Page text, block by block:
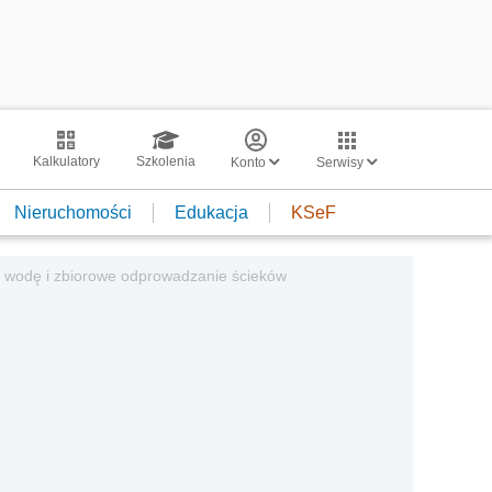
Kalkulatory Szkolenia Konto Serwisy
Nieruchomości Edukacja KSeF
i zbiorowe odprowadzanie ścieków